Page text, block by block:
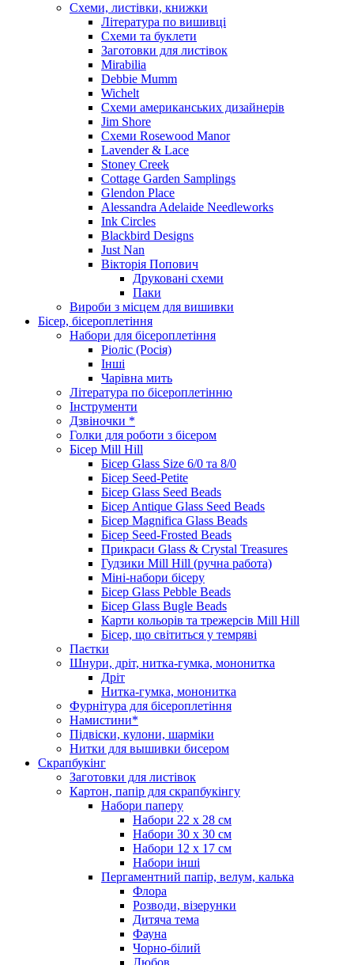
Схеми, листівки, книжки
Література по вишивці
Схеми та буклети
Заготовки для листівок
Mirabilia
Debbie Mumm
Wichelt
Схеми американських дизайнерів
Jim Shore
Cхеми Rosewood Manor
Lavender & Lace
Stoney Creek
Cottage Garden Samplings
Glendon Place
Alessandra Adelaide Needleworks
Ink Circles
Blackbird Designs
Just Nan
Вікторія Попович
Друковані схеми
Паки
Вироби з місцем для вишивки
Бісер, бісероплетіння
Набори для бісероплетіння
Ріоліс (Росія)
Інші
Чарівна мить
Література по бісероплетінню
Інструменти
Дзвіночки *
Голки для роботи з бісером
Бісер Mill Hill
Бісер Glass Size 6/0 та 8/0
Бісер Seed-Petite
Бісер Glass Seed Beads
Бісер Antique Glass Seed Beads
Бісер Magnifica Glass Beads
Бісер Seed-Frosted Beads
Прикраси Glass & Crystal Treasures
Гудзики Mill Hill (ручна работа)
Міні-набори бісеру
Бісер Glass Pebble Beads
Бісер Glass Bugle Beads
Карти кольорів та трежерсів Mill Hill
Бісер, що світиться у темряві
Паєтки
Шнури, дріт, нитка-гумка, мононитка
Дріт
Нитка-гумка, мононитка
Фурнітура для бісероплетіння
Намистини*
Підвіски, кулони, шарміки
Нитки для вышивки бисером
Скрапбукінг
Заготовки для листівок
Картон, папір для скрапбукінгу
Набори паперу
Набори 22 х 28 см
Набори 30 х 30 см
Набори 12 х 17 см
Набори інші
Пергаментний папір, велум, калька
Флора
Розводи, візерунки
Дитяча тема
Фауна
Чорно-білий
Любов